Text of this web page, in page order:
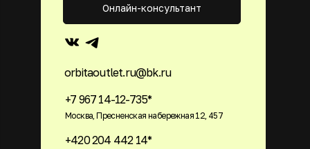
+7 967 14-12-735*
Москва, Пресненская набережная 12, 457
+420 204 442 14*
orbitaoutlet.ru@bk.ru
Онлайн-консультант